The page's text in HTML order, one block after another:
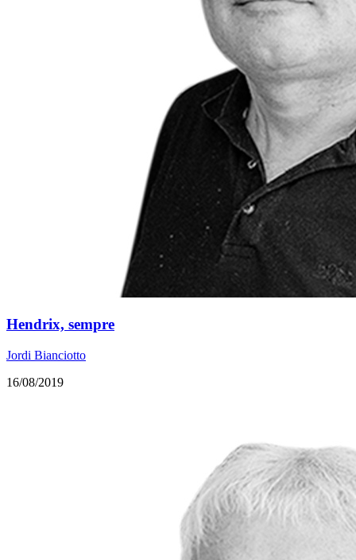
Hendrix, sempre
Jordi Bianciotto
16/08/2019